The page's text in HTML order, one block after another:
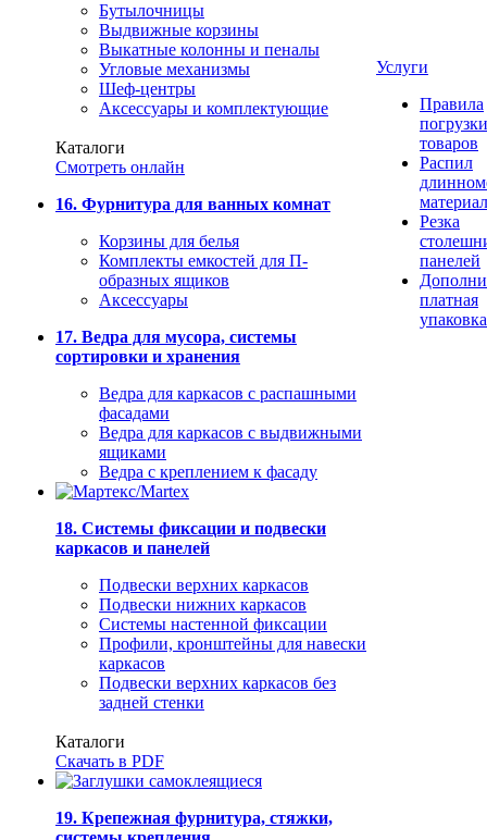
Бутылочницы
Выдвижные корзины
Выкатные колонны и пеналы
Угловые механизмы
Шеф-центры
Аксессуары и комплектующие
Каталоги
Смотреть онлайн
16. Фурнитура для ванных комнат
Корзины для белья
Комплекты емкостей для П-
образных ящиков
Аксессуары
17. Ведра для мусора, системы
сортировки и хранения
Ведра для каркасов с распашными
фасадами
Ведра для каркасов с выдвижными
ящиками
Ведра с креплением к фасаду
18. Системы фиксации и подвески
каркасов и панелей
Подвески верхних каркасов
Подвески нижних каркасов
Системы настенной фиксации
Профили, кронштейны для навески
каркасов
Подвески верхних каркасов без
задней стенки
Каталоги
Скачать в PDF
19. Крепежная фурнитура, стяжки,
Услуги
Правила
погрузки
товаров
Распил
Резка
панелей
платная
упаковка